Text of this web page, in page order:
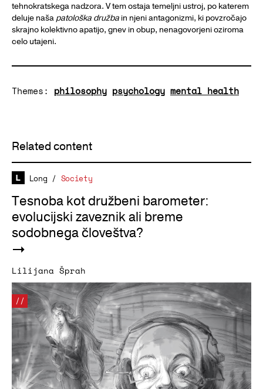
tehnokratskega nadzora. V tem ostaja temeljni ustroj, po katerem
deluje naša patološka družba in njeni antagonizmi, ki povzročajo
skrajno kolektivno apatijo, gnev in obup, nenagovorjeni oziroma
celo utajeni.
Themes: philosophy psychology mental health
Related content
Long / Society
Tesnoba kot družbeni barometer:
evolucijski zaveznik ali breme
sodobnega človeštva?
Lilijana Šprah
//